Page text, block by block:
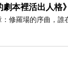
本裡活出人格》
修羅場的序曲，